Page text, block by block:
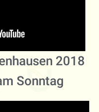
2018
Sonntag